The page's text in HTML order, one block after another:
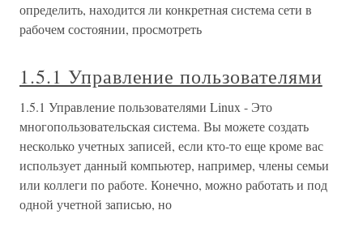
определить, находится ли конкретная система сети в
рабочем состоянии, просмотреть
1.5.1 Управление пользователями
1.5.1 Управление пользователями Linux - Это
многопользовательская система. Вы можете создать
несколько учетных записей, если кто-то еще кроме вас
использует данный компьютер, например, члены семьи
или коллеги по работе. Конечно, можно работать и под
одной учетной записью, но